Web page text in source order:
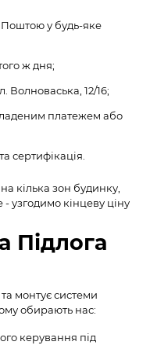
у будь-яке
ж дня;
Волноваська, 12/16;
платежем або
сертифікація.
кілька зон будинку,
узгодимо кінцеву ціну
Підлога
монтує системи
обирають нас:
керування під